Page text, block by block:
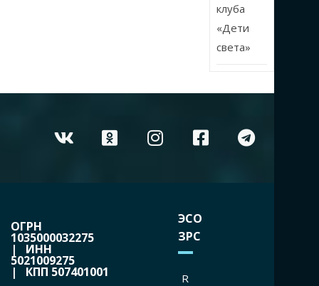
клуба
«Дети
света»
ОГРН
1035000032275
| ИНН
5021009275
| КПП 507401001
ЭСО
ЗРС
R